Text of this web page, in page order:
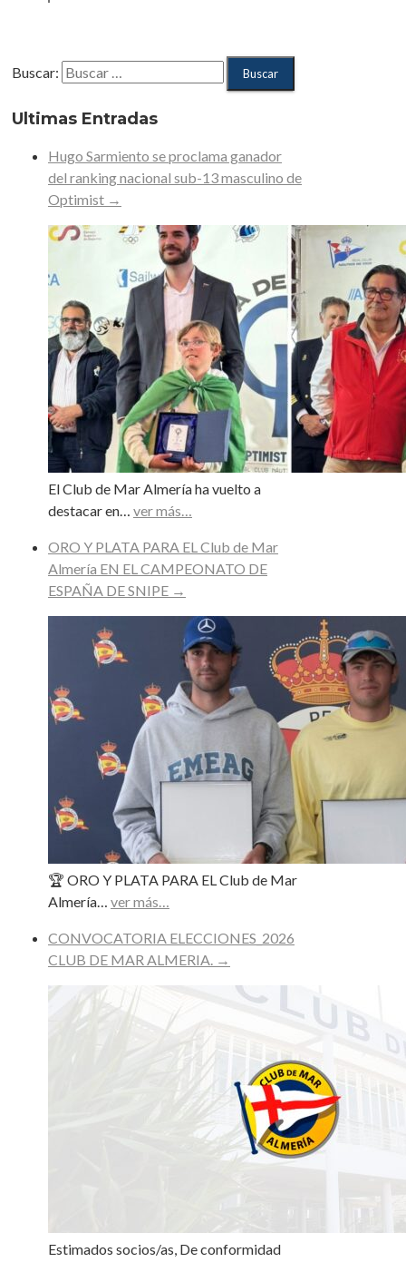
Buscar:
Ultimas Entradas
Hugo Sarmiento se proclama ganador
del ranking nacional sub-13 masculino de
Optimist →
El Club de Mar Almería ha vuelto a
destacar en… ver más…
ORO Y PLATA PARA EL Club de Mar
Almería EN EL CAMPEONATO DE
ESPAÑA DE SNIPE →
🏆 ORO Y PLATA PARA EL Club de Mar
Almería… ver más…
CONVOCATORIA ELECCIONES_2026
CLUB DE MAR ALMERIA. →
Estimados socios/as, De conformidad